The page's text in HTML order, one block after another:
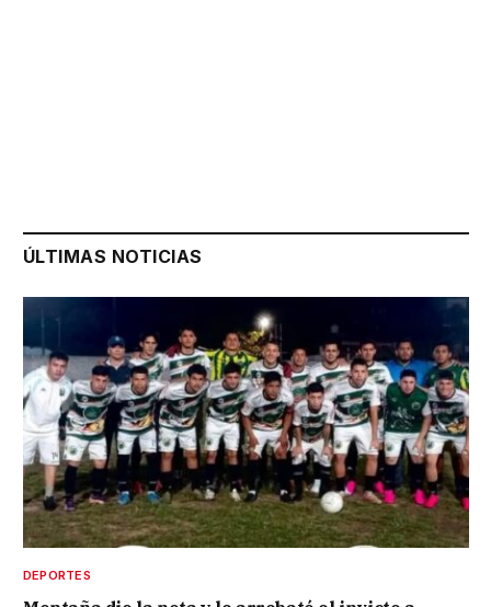
ÚLTIMAS NOTICIAS
DEPORTES